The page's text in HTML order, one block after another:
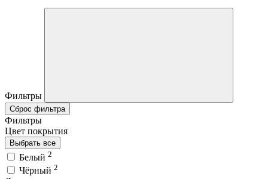
Фильтры
Сброс фильтра
Фильтры
Цвет покрытия
Выбрать все
Белый 2
Чёрный 2